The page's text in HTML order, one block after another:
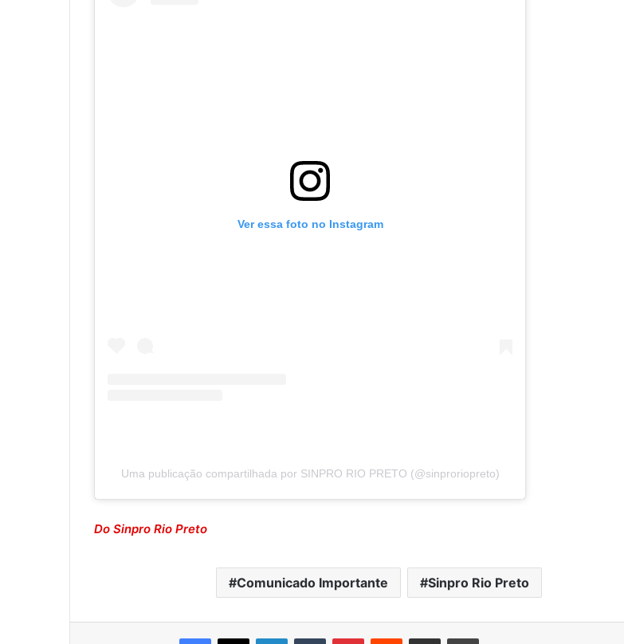
Ver essa foto no Instagram
Uma publicação compartilhada por SINPRO RIO PRETO (@sinproriopreto)
Do Sinpro Rio Preto
Comunicado Importante Sinpro Rio Preto